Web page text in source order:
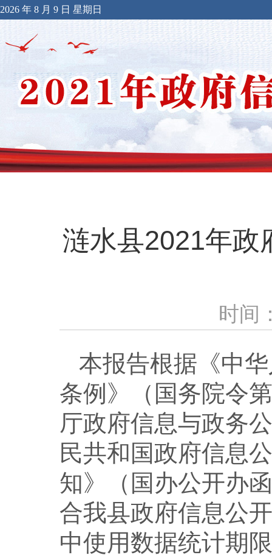
2026 年 8 月 9 日 星期日
涟水县2021年政
时间
本报告根据《中
条例》（国务院令
厅政府信息与政务
民共和国政府信息
知》（国办公开办
合我县政府信息公
中使用数据统计期